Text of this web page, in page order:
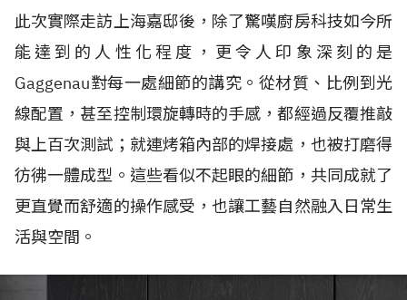
此次實際走訪上海嘉邸後，除了驚嘆廚房科技如今所
能達到的人性化程度，更令人印象深刻的是
Gaggenau對每一處細節的講究。從材質、比例到光
線配置，甚至控制環旋轉時的手感，都經過反覆推敲
與上百次測試；就連烤箱內部的焊接處，也被打磨得
彷彿一體成型。這些看似不起眼的細節，共同成就了
更直覺而舒適的操作感受，也讓工藝自然融入日常生
活與空間。